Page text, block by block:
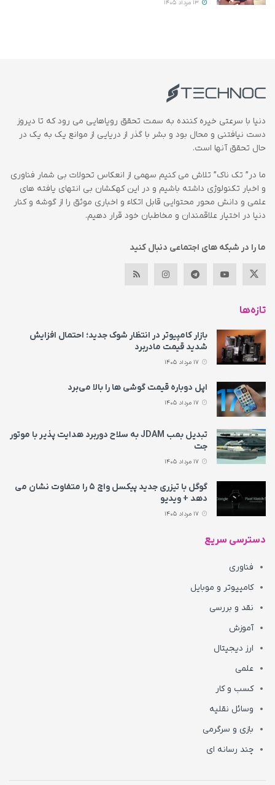
دنیا با سرعتی خیره کننده به سمت تحقق رویاهایی می رود که تا دیروز
دست نیافتنی و محال بود و بشر با گذر از دریایی از موانع یک به یک در
حال تحقق آنها است.
ما در” تک ناک” تلاش می کنیم سهمی از انعکاس تحولات بی شمار فناوری
و اخبار تکنولوژی داشته باشیم و در این کهکشان بی انتهای یافته های
علمی و دانش محور محتوایی قابل اتکاء و اخباری موثق را از گوشه و کنار
دنیا در اختیار علاقمندان و مخاطبان خود قرار دهیم.
ما را در شبکه های اجتماعی دنبال کنید
تازه‌ها
بازار کامپیوتر در انتظار شوک جدید؛ احتمال افزایش
شدید قیمت مادربرد
اپل دوباره قیمت‌ گوشی ها را بالا می‌برد
تبدیل بمب JDAM به سلاح دوربرد هدایت پذیر با موتور
جت
گوگل با تیزری جدید پیکسل واچ ۵ را متفاوت نشان می‌
دهد + ویدیو
دسترسی سریع
فناوری
کامپیوتر و موبایل
نقد و بررسی
آموزش
ارز دیجیتال
علمی
کسب و کار
وسائل نقلیه
بازی و سرگرمی
چند رسانه ای